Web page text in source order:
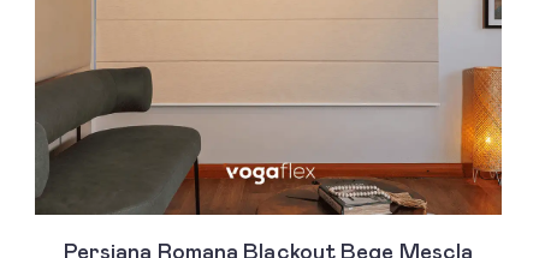
Persiana Romana Blackout Bege Mescla